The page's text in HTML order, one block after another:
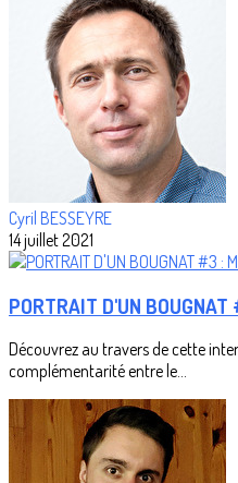
Cyril BESSEYRE
14 juillet 2021
PORTRAIT D'UN
Découvrez au travers de cette
complémentarité entre le...